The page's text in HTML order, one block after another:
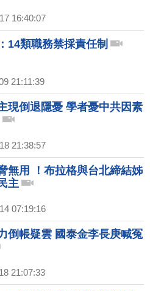
16:40:07
14類職務禁採責任制
21:11:39
現倒退隱憂 學者憂中共因素
21:38:57
無用 ！布拉格與台北締結姊
主
07:19:16
倒帳疑雲 國泰金李長庚喊冤
21:07:33